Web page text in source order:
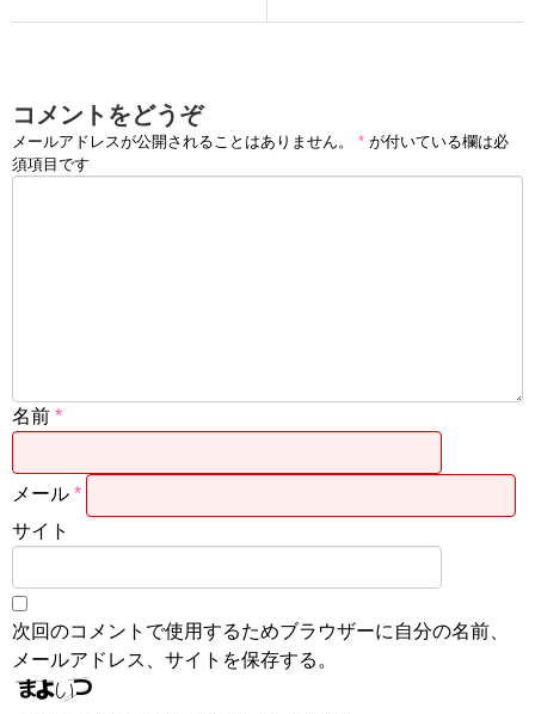
コメントをどうぞ
メールアドレスが公開されることはありません。 * が付いている欄は必
須項目です
名前 *
メール *
サイト
次回のコメントで使用するためブラウザーに自分の名前、
メールアドレス、サイトを保存する。